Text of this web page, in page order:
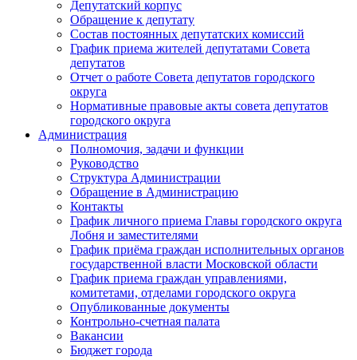
Депутатский корпус
Обращение к депутату
Состав постоянных депутатских комиссий
График приема жителей депутатами Совета
депутатов
Отчет о работе Совета депутатов городского
округа
Нормативные правовые акты совета депутатов
городского округа
Администрация
Полномочия, задачи и функции
Руководство
Структура Администрации
Обращение в Администрацию
Контакты
График личного приема Главы городского округа
Лобня и заместителями
График приёма граждан исполнительных органов
государственной власти Московской области
График приема граждан управлениями,
комитетами, отделами городского округа
Опубликованные документы
Контрольно-счетная палата
Вакансии
Бюджет города